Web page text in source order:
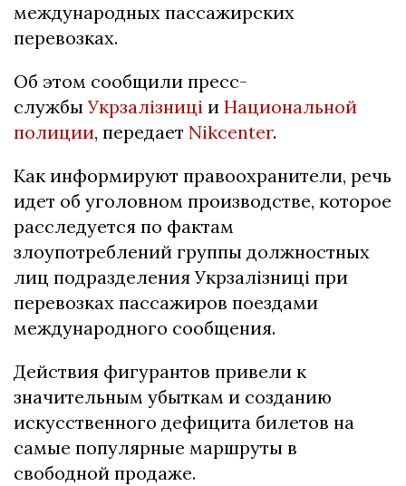
международных пассажирских
перевозках.
Об этом сообщили пресс-
службыУкрзалізниці и Национальной
полиции, передает Nikcenter.
Как информируют правоохранители, речь
идет об уголовном производстве, которое
расследуется по фактам
злоупотреблений группы должностных
лиц подразделения Укрзалізниці при
перевозках пассажиров поездами
международного сообщения.
Действия фигурантов привели к
значительным убыткам и созданию
искусственного дефицита билетов на
самые популярные маршруты в
свободной продаже.